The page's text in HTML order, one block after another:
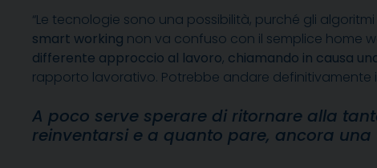
“Le tecnologie sono una possibilità, purché gli
smart working non va confuso con il semplice home
differente approccio al lavoro, chiamando in causa
rapporto lavorativo. Potrebbe andare
A poco serve sperare di ritornare alla
reinventarsi e a quanto pare, ancora